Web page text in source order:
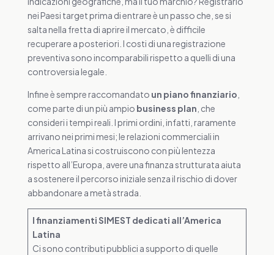
nei Paesi target prima di entrare è un passo che, se si
salta nella fretta di aprire il mercato, è difficile
recuperare a posteriori. I costi di una registrazione
preventiva sono incomparabili rispetto a quelli di una
controversia legale.
Infine è sempre raccomandato un piano finanziario
come parte di un più ampio business plan , che
consideri i tempi reali. I primi ordini, infatti, raramente
arrivano nei primi mesi; le relazioni commerciali in
America Latina si costruiscono con più lentezza
rispetto all’Europa, avere una finanza strutturata aiuta
a sostenere il percorso iniziale senza il rischio di dover
abbandonare a metà strada.
I finanziamenti SIMEST dedicati all’America
Latina
Ci sono contributi pubblici a supporto di quelle